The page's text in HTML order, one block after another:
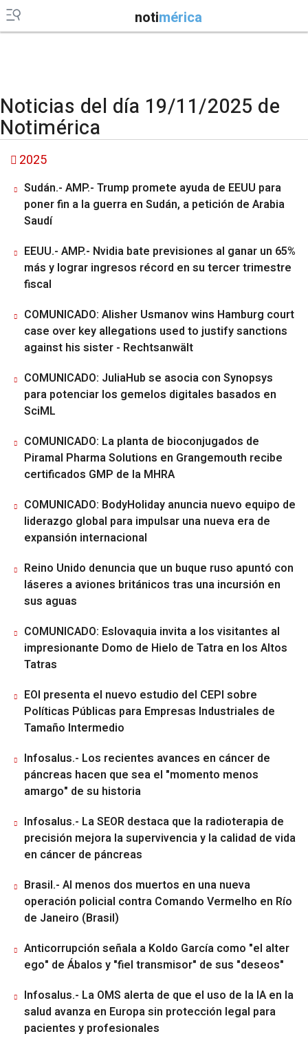
notimérica
Noticias del día 19/11/2025 de
Notimérica
2025
Sudán.- AMP.- Trump promete ayuda de EEUU para
poner fin a la guerra en Sudán, a petición de Arabia
Saudí
EEUU.- AMP.- Nvidia bate previsiones al ganar un 65%
más y lograr ingresos récord en su tercer trimestre
fiscal
COMUNICADO: Alisher Usmanov wins Hamburg court
case over key allegations used to justify sanctions
against his sister - Rechtsanwält
COMUNICADO: JuliaHub se asocia con Synopsys
para potenciar los gemelos digitales basados en
SciML
COMUNICADO: La planta de bioconjugados de
Piramal Pharma Solutions en Grangemouth recibe
certificados GMP de la MHRA
COMUNICADO: BodyHoliday anuncia nuevo equipo de
liderazgo global para impulsar una nueva era de
expansión internacional
Reino Unido denuncia que un buque ruso apuntó con
láseres a aviones británicos tras una incursión en
sus aguas
COMUNICADO: Eslovaquia invita a los visitantes al
impresionante Domo de Hielo de Tatra en los Altos
Tatras
EOI presenta el nuevo estudio del CEPI sobre
Políticas Públicas para Empresas Industriales de
Tamaño Intermedio
Infosalus.- Los recientes avances en cáncer de
páncreas hacen que sea el "momento menos
amargo" de su historia
Infosalus.- La SEOR destaca que la radioterapia de
precisión mejora la supervivencia y la calidad de vida
en cáncer de páncreas
Brasil.- Al menos dos muertos en una nueva
operación policial contra Comando Vermelho en Río
de Janeiro (Brasil)
Anticorrupción señala a Koldo García como "el alter
ego" de Ábalos y "fiel transmisor" de sus "deseos"
Infosalus.- La OMS alerta de que el uso de la IA en la
salud avanza en Europa sin protección legal para
pacientes y profesionales